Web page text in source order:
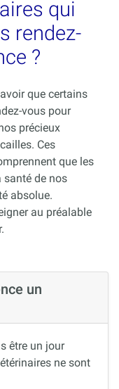
qui
rendez-
?
que certains
vous pour
précieux
Ces
que les
santé de nos
absolue.
au préalable
un
être un jour
ne sont